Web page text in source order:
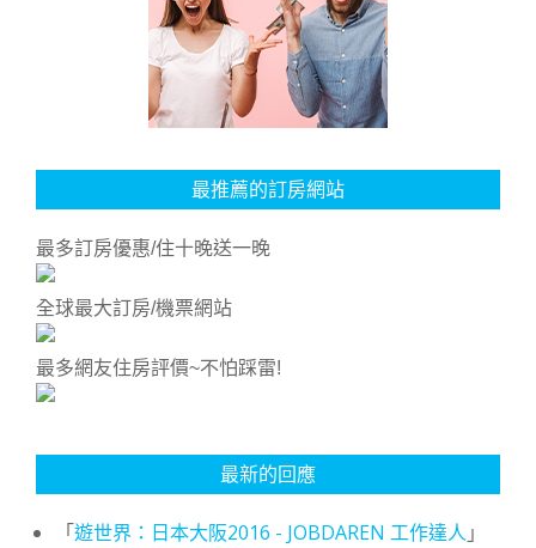
最推薦的訂房網站
最多訂房優惠/住十晚送一晚
全球最大訂房/機票網站
最多網友住房評價~不怕踩雷!
最新的回應
「遊世界：日本大阪2016 - JOBDAREN 工作達人 」